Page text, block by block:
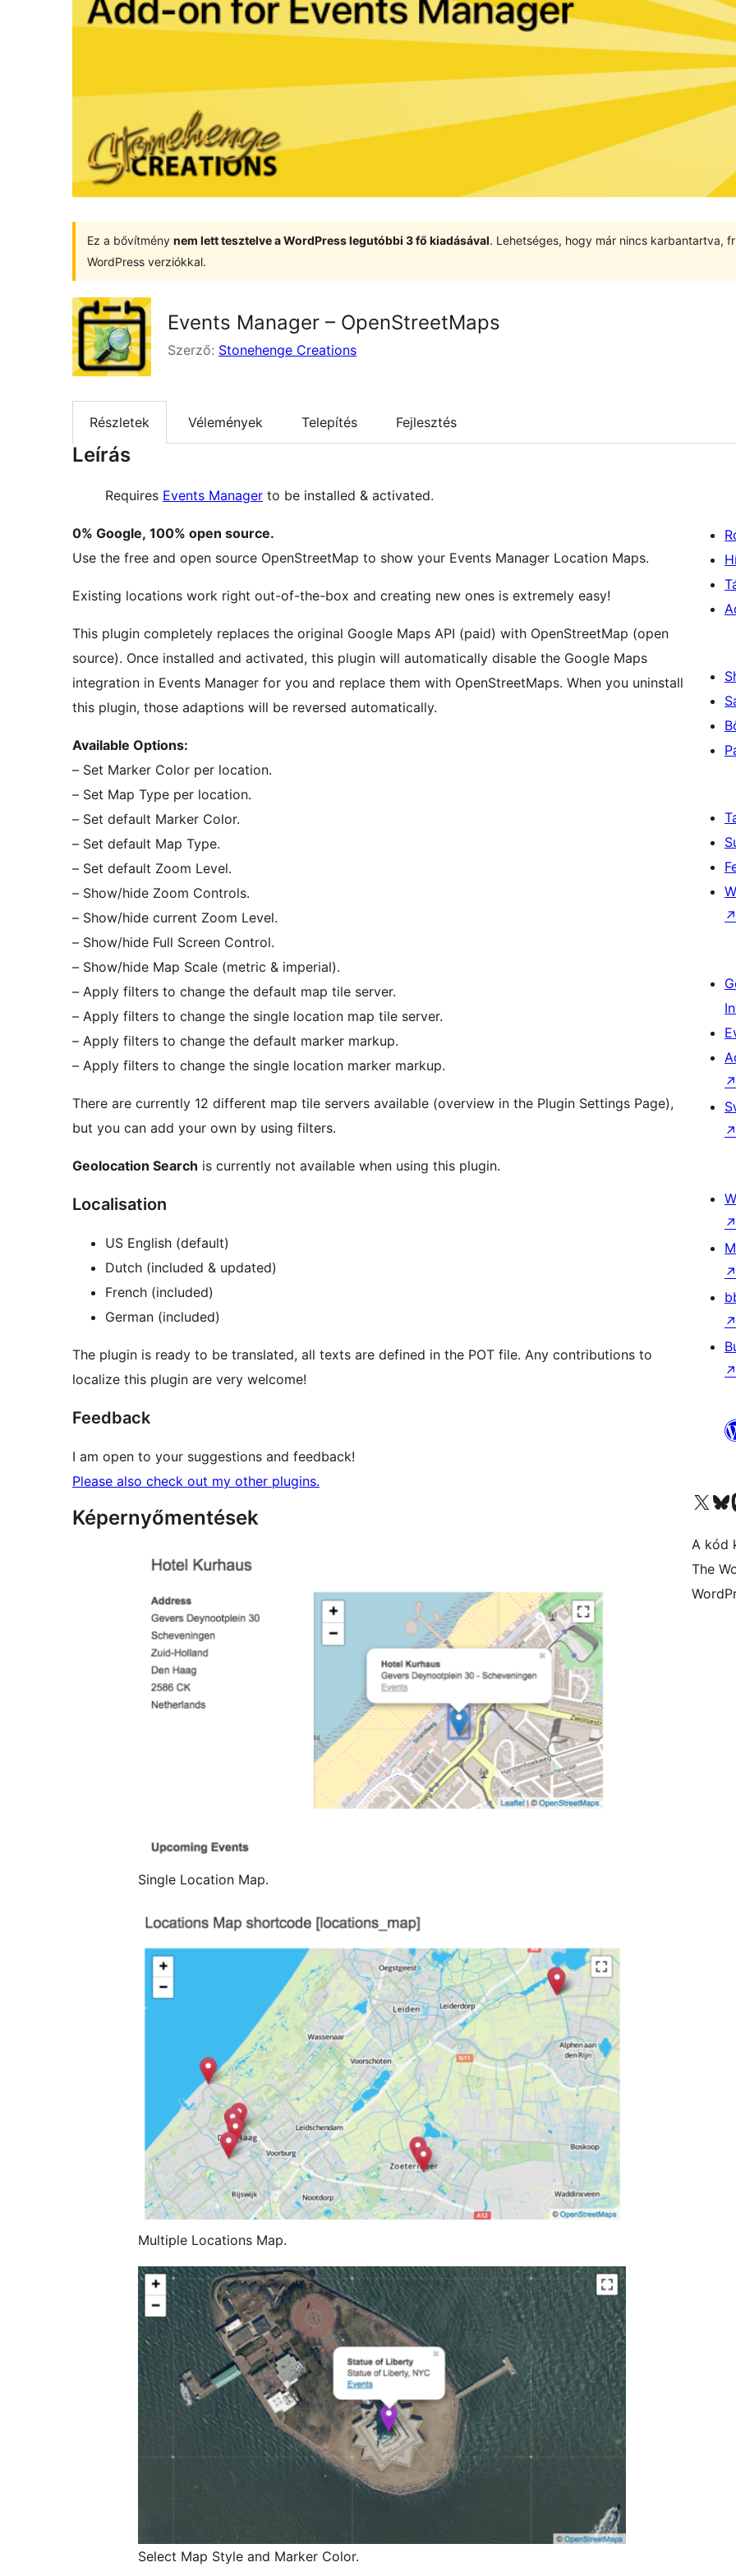
Ez a bővítmény nem lett tesztelve a WordPress legutóbbi 3 fő kiadásával. Lehetséges, hogy már nincs karbantartva,
WordPress verziókkal.
Events Manager – OpenStreetMaps
Szerző: Stonehenge Creations
Részletek Vélemények Telepítés Fejlesztés
Leírás
Requires Events Manager to be installed & activated.
0% Google, 100% open source.
Use the free and open source OpenStreetMap to show your Events Manager Location Maps.
Existing locations work right out-of-the-box and creating new ones is extremely easy!
This plugin completely replaces the original Google Maps API (paid) with OpenStreetMap (open
source). Once installed and activated, this plugin will automatically disable the Google Maps
integration in Events Manager for you and replace them with OpenStreetMaps. When you uninstall
this plugin, those adaptions will be reversed automatically.
Available Options:
– Set Marker Color per location.
– Set Map Type per location.
– Set default Marker Color.
– Set default Map Type.
– Set default Zoom Level.
– Show/hide Zoom Controls.
– Show/hide current Zoom Level.
– Show/hide Full Screen Control.
– Show/hide Map Scale (metric & imperial).
– Apply filters to change the default map tile server.
– Apply filters to change the single location map tile server.
– Apply filters to change the default marker markup.
– Apply filters to change the single location marker markup.
There are currently 12 different map tile servers available (overview in the Plugin Settings Page),
but you can add your own by using filters.
Geolocation Search is currently not available when using this plugin.
Localisation
US English (default)
Dutch (included & updated)
French (included)
German (included)
The plugin is ready to be translated, all texts are defined in the POT file. Any contributions to
localize this plugin are very welcome!
Feedback
I am open to your suggestions and feedback!
Please also check out my other plugins.
Képernyőmentések
Single Location Map.
Multiple Locations Map.
Select Map Style and Marker Color.
↗
↗
↗
↗
↗
↗
↗
Visit our XVisit
A kód
The